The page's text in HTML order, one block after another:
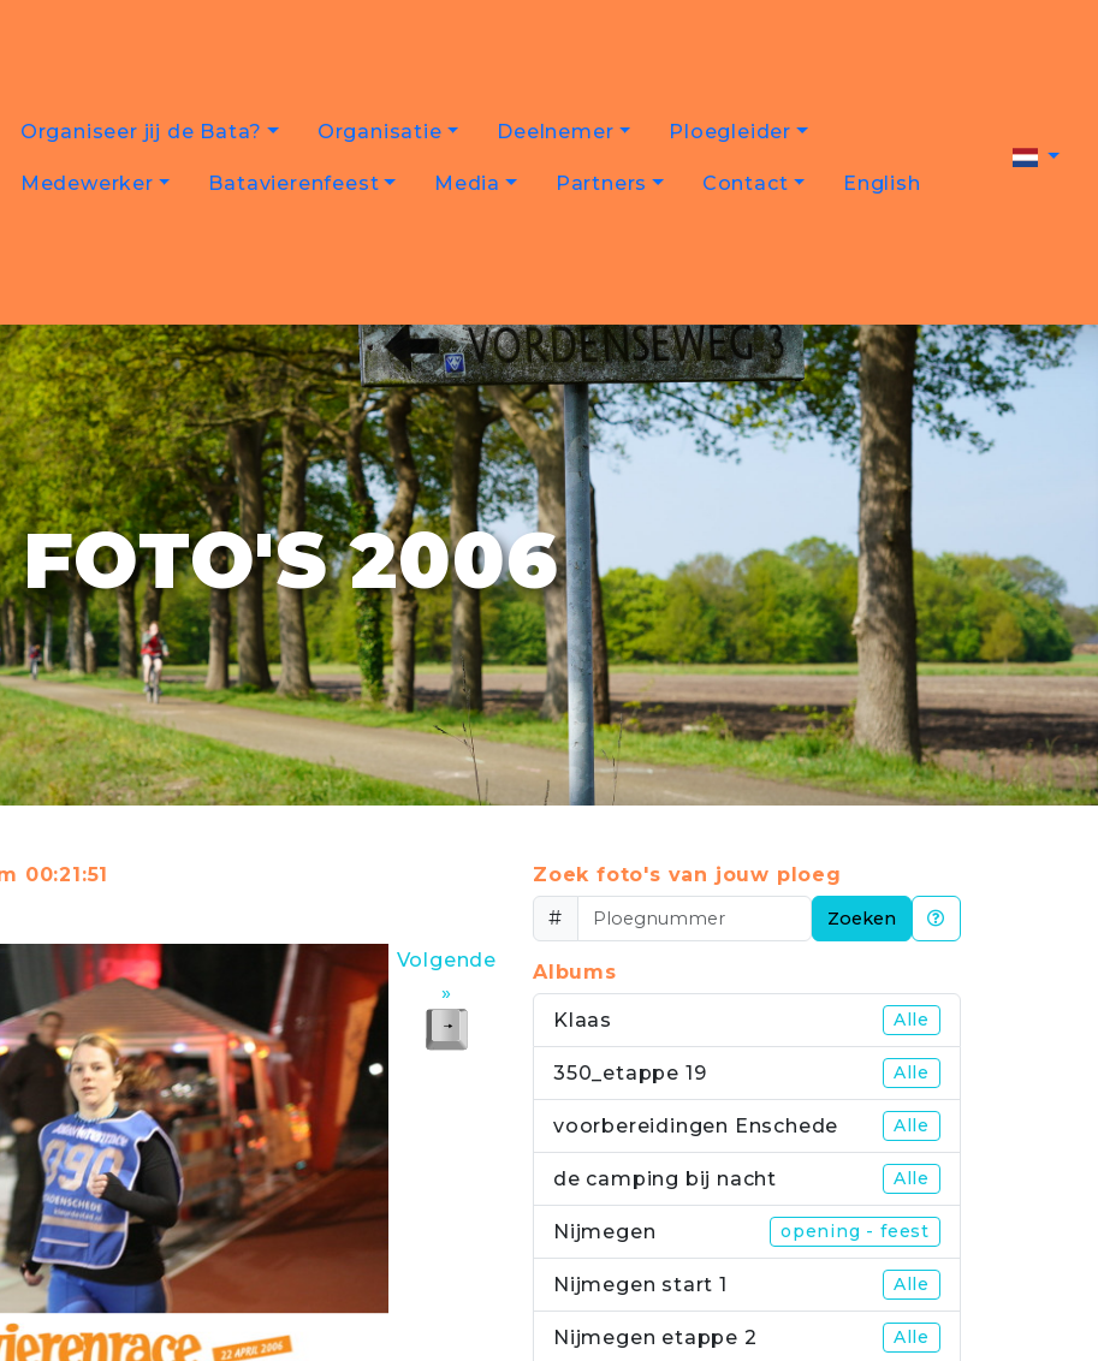
Organiseer jij de Bata? Organisatie Deelnemer Ploegleider
Medewerker Batavierenfeest Media Partners Contact English
FOTO'S 2006
00:21:51
Volgende
»
Zoek foto's van jouw ploeg
#
Zoeken
Albums
Klaas Alle
350_etappe 19 Alle
voorbereidingen Enschede Alle
de camping bij nacht Alle
Nijmegen opening - feest
Nijmegen start 1 Alle
Nijmegen etappe 2 Alle